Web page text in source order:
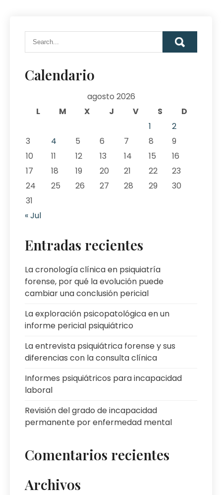
Calendario
agosto 2026
L
M X J V S
D
1
2
3
4 5 6 7 8
9
10
11 12 13 14 15
16
17
18 19 20 21 22
23
24
25 26 27 28 29
30
31
« Jul
Entradas recientes
La cronología clínica en psiquiatría
forense, por qué la evolución puede
cambiar una conclusión pericial
La exploración psicopatológica en un
informe pericial psiquiátrico
La entrevista psiquiátrica forense y sus
diferencias con la consulta clínica
Informes psiquiátricos para incapacidad
laboral
Revisión del grado de incapacidad
permanente por enfermedad mental
Comentarios recientes
Archivos